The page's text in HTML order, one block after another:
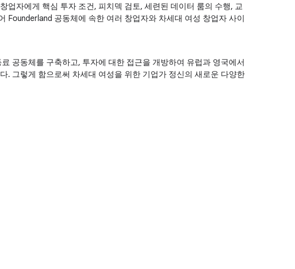
업자에게 핵심 투자 조건, 피치덱 검토, 세련된 데이터 룸의 수행, 교
공동체에 속한 여러 창업자와 차세대 여성 창업자 사이
공동체를 구축하고, 투자에 대한 접근을 개방하여 유럽과 영국에서
. 그렇게 함으로써 차세대 여성을 위한 기업가 정신의 새로운 다양한